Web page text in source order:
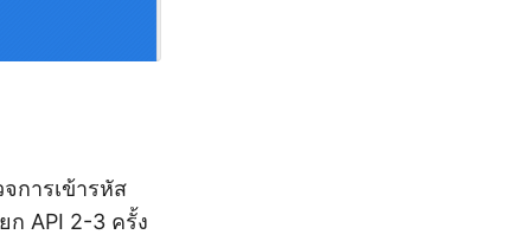
การเข้ารหัส
ก API 2-3 ครั้ง